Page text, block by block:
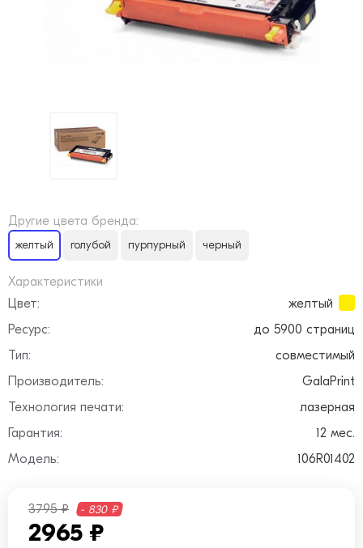
Другие цвета бренда:
желтый голубой пурпурный черный
Характеристики
Цвет:
желтый
Ресурс:
до 5900 страниц
Тип:
совместимый
Производитель:
GalaPrint
Технология печати:
лазерная
Гарантия:
12 мес.
Модель:
106R01402
3795 ₽ - 830 ₽
2965 ₽